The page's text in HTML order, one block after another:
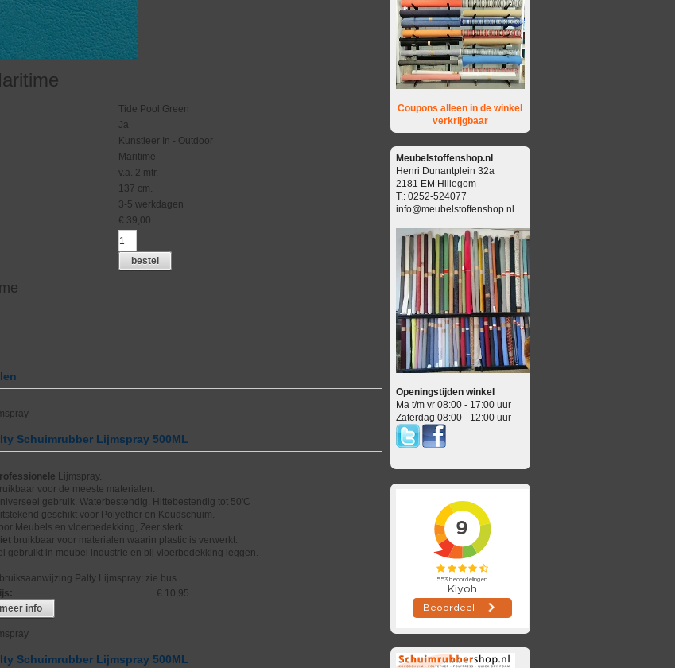
Tide Pool Green
Ja
Kunstleer In - Outdoor
Maritime
v.a. 2 mtr.
137 cm.
3-5 werkdagen
€ 39,00
bestel
Schuimrubber Lijmspray 500ML
Lijmspray.
voor de meeste materialen.
gebruik. Waterbestendig. Hittebestendig tot 50'C
geschikt voor Polyether en Koudschuim.
Meubels en vloerbedekking, Zeer sterk.
bruikbaar voor materialen waarin plastic is verwerkt.
gebruikt in meubel industrie en bij vloerbedekking leggen.
Palty Lijmspray; zie bus.
:
€ 10,95
meer info
Schuimrubber Lijmspray 500ML
Coupons alleen in de winkel
verkrijgbaar
Meubelstoffenshop.nl
Henri Dunantplein 32a
2181 EM Hillegom
T.: 0252-524077
info@meubelstoffenshop.nl
Openingstijden winkel
Ma t/m vr 08:00 - 17:00 uur
Zaterdag 08:00 - 12:00 uur